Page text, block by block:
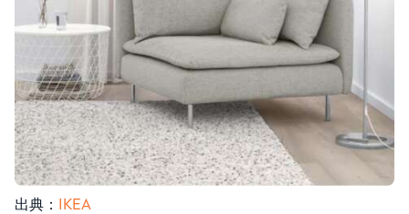
出典： IKEA